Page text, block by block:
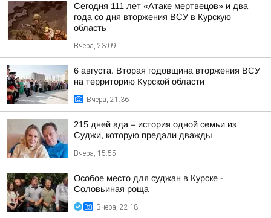
Сегодня 111 лет «Атаке мертвецов» и два
года со дня вторжения ВСУ в Курскую
область
Вчера, 23:09
6 августа. Вторая годовщина вторжения ВСУ
на территорию Курской области
Вчера, 21:36
215 дней ада – история одной семьи из
Суджи, которую предали дважды
Вчера, 15:55
Особое место для суджан в Курске -
Соловьиная роща
Вчера, 22:18